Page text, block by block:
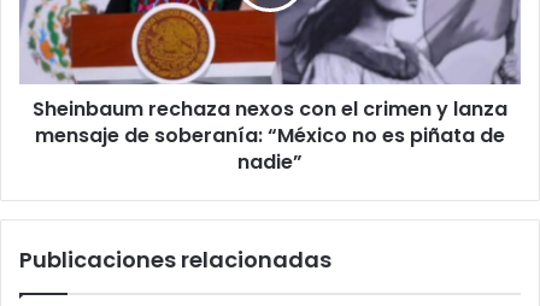
“Piccolo”
crimen
y
lanza
mensaje
de
soberanía:
es
de
Sheinbaum rechaza nexos con el crimen y lanza
mensaje de soberanía: “México no es piñata de
nadie”
Publicaciones relacionadas